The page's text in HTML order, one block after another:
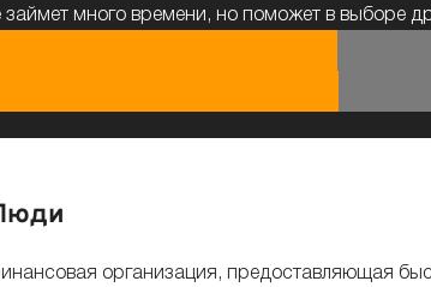
займет много времени, но поможет в выборе
организация, предоставляющая